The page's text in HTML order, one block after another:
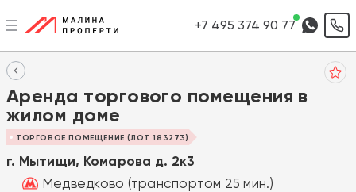
+7 495 374 90 77
Аренда торгового помещения в
жилом доме
ТОРГОВОЕ ПОМЕЩЕНИЕ (ЛОТ 183273)
г. Мытищи, Комарова д. 2к3
Медведково (транспортом 25 мин.)